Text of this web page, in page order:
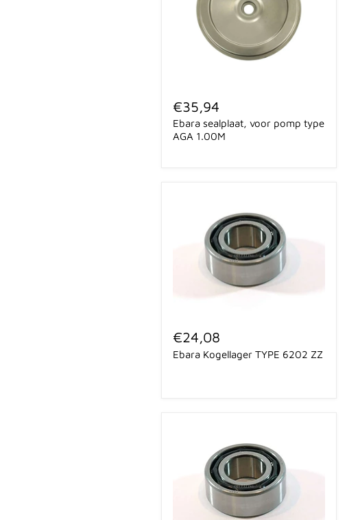
sealplaat,
voor
pomp
type
€35,94
Ebara sealplaat, voor pomp type
AGA 1.00M
Kogellager
TYPE
6202
€24,08
Ebara Kogellager TYPE 6202 ZZ